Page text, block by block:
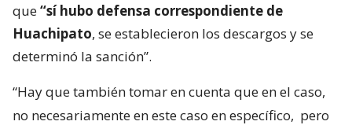
que“sí hubo defensa correspondiente de
Huachipato, se establecieron los descargos y se
determinó la sanción”.
“Hay que también tomar en cuenta que en el caso,
no necesariamente en este caso en específico, pero